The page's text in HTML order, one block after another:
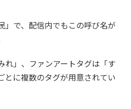
」で、配信内でもこの呼び名が
れ」、ファンアートタグは「す
とに複数のタグが用意されてい